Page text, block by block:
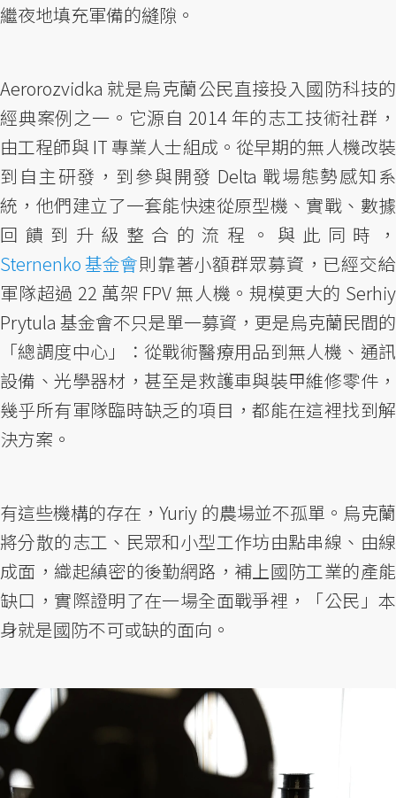
繼夜地填充軍備的縫隙。
Aerorozvidka 就是烏克蘭公民直接投入國防科技的
經典案例之一。它源自 2014 年的志工技術社群，
由工程師與 IT 專業人士組成。從早期的無人機改裝
到自主研發，到參與開發 Delta 戰場態勢感知系
統，他們建立了一套能快速從原型機、實戰、數據
回饋到升級整合的流程。與此同時，
Sternenko 基金會則靠著小額群眾募資，已經交給
軍隊超過 22 萬架 FPV 無人機。規模更大的 Serhiy
Prytula 基金會不只是單一募資，更是烏克蘭民間的
「總調度中心」：從戰術醫療用品到無人機、通訊
設備、光學器材，甚至是救護車與裝甲維修零件，
幾乎所有軍隊臨時缺乏的項目，都能在這裡找到解
決方案。
有這些機構的存在，Yuriy 的農場並不孤單。烏克蘭
將分散的志工、民眾和小型工作坊由點串線、由線
成面，織起縝密的後勤網路，補上國防工業的產能
缺口，實際證明了在一場全面戰爭裡，「公民」本
身就是國防不可或缺的面向。